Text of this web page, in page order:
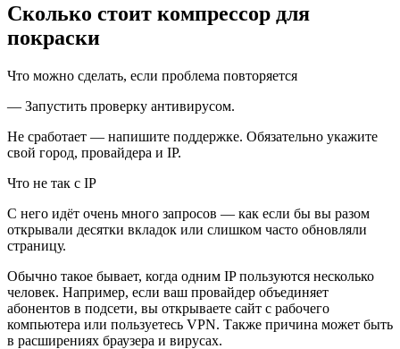
Сколько стоит компрессор для
покраски
Что можно сделать, если проблема повторяется
— Запустить проверку антивирусом.
Не сработает — напишите поддержке. Обязательно укажите
свой город, провайдера и IP.
Что не так с IP
С него идёт очень много запросов — как если бы вы разом
открывали десятки вкладок или слишком часто обновляли
страницу.
Обычно такое бывает, когда одним IP пользуются несколько
человек. Например, если ваш провайдер объединяет
абонентов в подсети, вы открываете сайт с рабочего
компьютера или пользуетесь VPN. Также причина может быть
в расширениях браузера и вирусах.